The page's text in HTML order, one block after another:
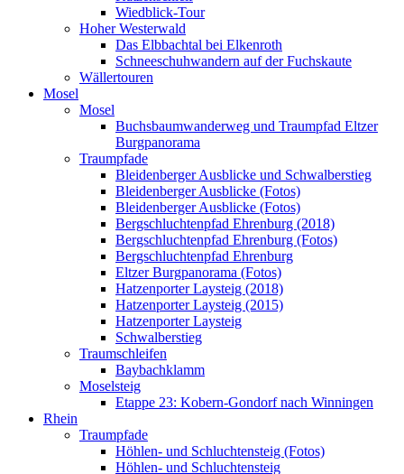
Wiedblick-Tour
Hoher Westerwald
Das Elbbachtal bei Elkenroth
Schneeschuhwandern auf der Fuchskaute
Wällertouren
Mosel
Mosel
Buchsbaumwanderweg und Traumpfad Eltzer
Burgpanorama
Traumpfade
Bleidenberger Ausblicke und Schwalberstieg
Bleidenberger Ausblicke (Fotos)
Bleidenberger Ausblicke (Fotos)
Bergschluchtenpfad Ehrenburg (2018)
Bergschluchtenpfad Ehrenburg (Fotos)
Bergschluchtenpfad Ehrenburg
Eltzer Burgpanorama (Fotos)
Hatzenporter Laysteig (2018)
Hatzenporter Laysteig (2015)
Hatzenporter Laysteig
Schwalberstieg
Traumschleifen
Baybachklamm
Moselsteig
Etappe 23: Kobern-Gondorf nach Winningen
Rhein
Traumpfade
Höhlen- und Schluchtensteig (Fotos)
Höhlen- und Schluchtensteig